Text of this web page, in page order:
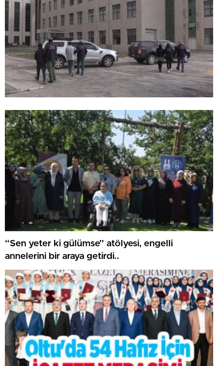
“Sen yeter ki gülümse” atölyesi, engelli
annelerini bir araya getirdi..